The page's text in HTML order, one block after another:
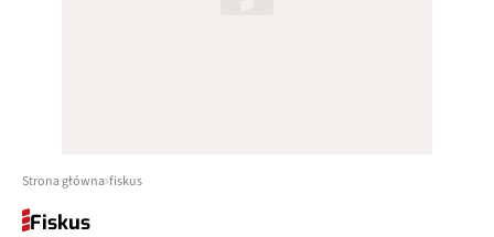
Strona główna fiskus
Fiskus